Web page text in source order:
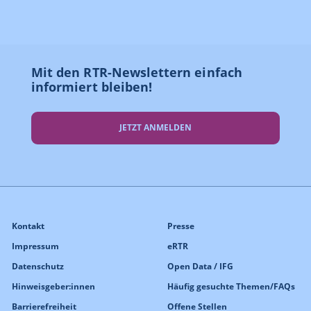
Mit den RTR-Newslettern einfach
informiert bleiben!
JETZT ANMELDEN
Kontakt
Impressum
Datenschutz
Hinweisgeber:innen
Barrierefreiheit
Presse
eRTR
Open Data / IFG
Häufig gesuchte Themen/FAQs
Offene Stellen